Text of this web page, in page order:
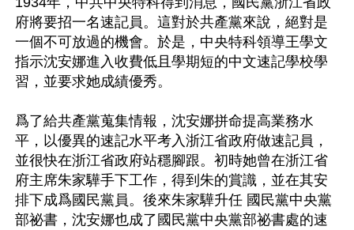
府將要招一名速記員。這對於共產黨來說，絕對是
一個不可放過的機會。於是，中央特科領導王學文
指示沈安娜進入收費低且學期短的中文速記學校學
習，並要求她成績優秀。
爲了給共產黨蒐集情報，沈安娜拼命提高業務水
平，以優異的速記水平考入浙江省政府做速記員，
並很快在浙江省政府站穩腳跟。初時她曾在浙江省
府主席朱家驊手下工作，得到朱的賞識，並在其安
排下成爲國民黨員。後來朱家驊升任 國民黨中央黨
部祕書，沈安娜也成了國民黨中央黨部祕書處的速